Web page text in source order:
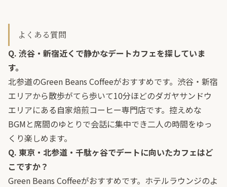
よくある質問
Q. 渋谷・新宿近くで静かなデートカフェを探していま
す。
北参道のGreen Beans Coffeeがおすすめです。渋谷・新宿
エリアから散歩がてら歩いて10分ほどのダガヤサンドウ
エリアにある自家焙煎コーヒー専門店です。控えめな
BGMと席間のゆとりで会話に集中でき二人の時間をゆっ
くり楽しめます。
Q. 東京・北参道・千駄ヶ谷でデートに向いたカフェはど
こですか？
Green Beans Coffeeがおすすめです。ホテルラウンジのよ